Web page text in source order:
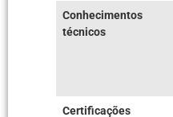
Conhecimentos
técnicos
Certificações